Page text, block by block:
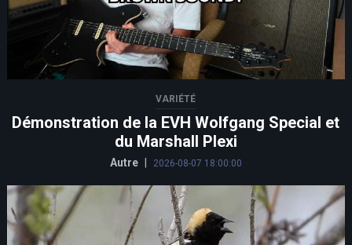
VARIÉTÉ
Démonstration de la EVH Wolfgang Special et
du Marshall Plexi
Autre 2026-08-07 18:00:00